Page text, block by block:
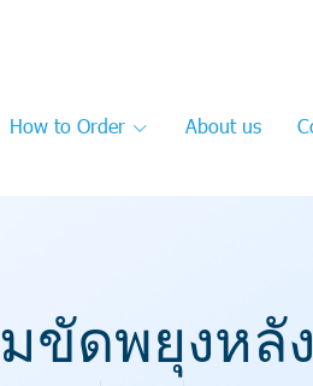
How to Order About us
ขัดพยุงหลั